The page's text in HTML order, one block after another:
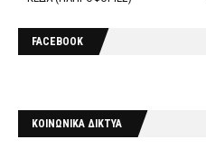
FACEBOOK
ΚΟΙΝΩΝΙΚΑ ΔΙΚΤΥΑ